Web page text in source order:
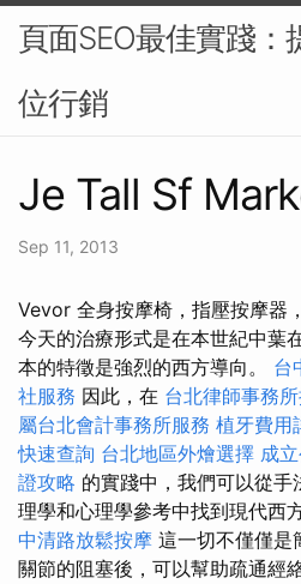
頁面SEO最佳實踐
位行銷
Je Tall Sf
Sep 11, 2013
Vevor 全身按摩椅，指壓按摩器
今天的治療形式是在本世紀中葉
本的特徵是強烈的西方導向。 台
社服務 因此，在 台北律師事務
屬台北會計事務所服務 植牙費用
快速查詢 台北地區外燴選擇 成
證攻略 的實踐中，我們可以從
理學和心理學參考中找到現代西
中清路放鬆按摩 這一切不僅僅是
關節的阻塞後，可以幫助疏通經